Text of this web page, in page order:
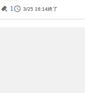
1 3/25 16:14終了